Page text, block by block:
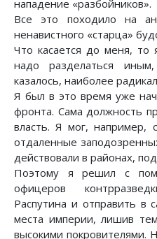
нападение «разбойников».
Все это походило на
ненавистного «старца»
Что касается до меня, то
надо разделаться
казалось, наиболее
Я был в это время уже
фронта. Сама должность
власть. Я мог, например,
отдаленные
действовали в районах,
Поэтому я решил с
офицеров
Распутина и отправить в
места империи, лишив
высокими покровителями.